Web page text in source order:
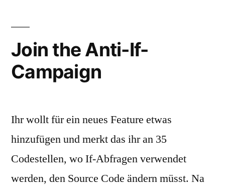
Join the Anti-If-
Campaign
Ihr wollt für ein neues Feature etwas
hinzufügen und merkt das ihr an 35
Codestellen, wo If-Abfragen verwendet
werden, den Source Code ändern müsst. Na